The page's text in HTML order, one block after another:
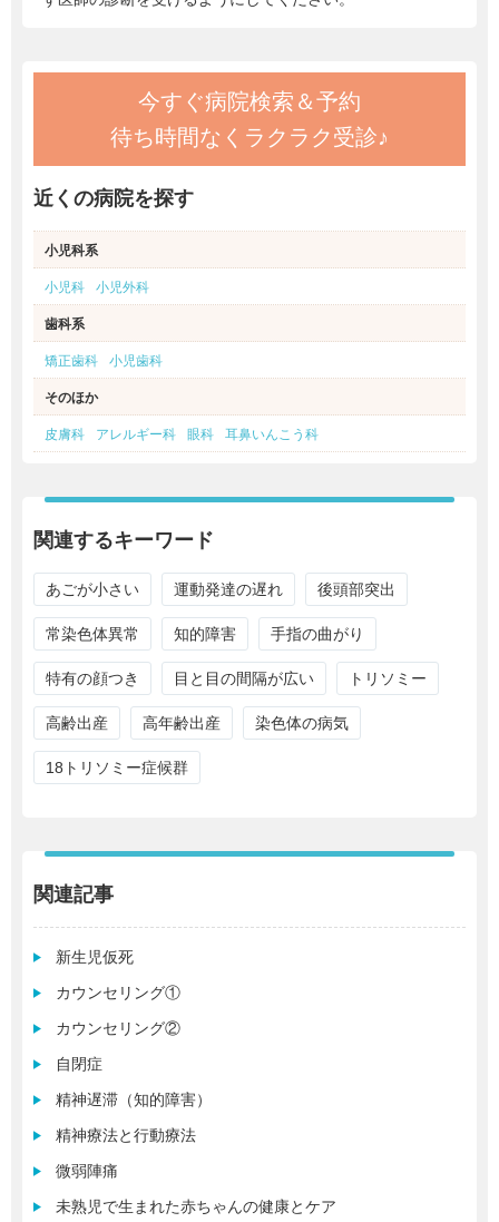
今すぐ病院検索＆予約
待ち時間なくラクラク受診♪
近くの病院を探す
小児科系
小児科 小児外科
歯科系
矯正歯科 小児歯科
そのほか
皮膚科 アレルギー科 眼科 耳鼻いんこう科
関連するキーワード
あごが小さい 運動発達の遅れ 後頭部突出
常染色体異常 知的障害 手指の曲がり
特有の顔つき 目と目の間隔が広い トリソミー
高齢出産 高年齢出産 染色体の病気
18トリソミー症候群
関連記事
新生児仮死
カウンセリング①
カウンセリング②
自閉症
精神遅滞（知的障害）
精神療法と行動療法
微弱陣痛
未熟児で生まれた赤ちゃんの健康とケア